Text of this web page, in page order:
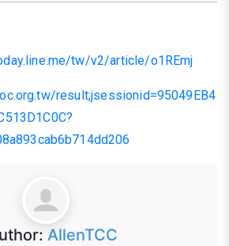
tw/v2/article/o1REmj
result;jsessionid=95049EB4
AllenTCC